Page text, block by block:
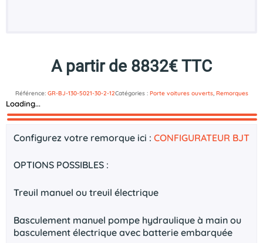
A partir de 8832€ TTC
Référence: GR-BJ-130-5021-30-2-12Catégories : Porte voitures ouverts, Remorques
Loading...
Description
Documents technique
Configurez votre remorque ici : CONFIGURATEUR BJT
OPTIONS POSSIBLES :
Treuil manuel ou treuil électrique
Basculement manuel pompe hydraulique à main ou
basculement électrique avec batterie embarquée